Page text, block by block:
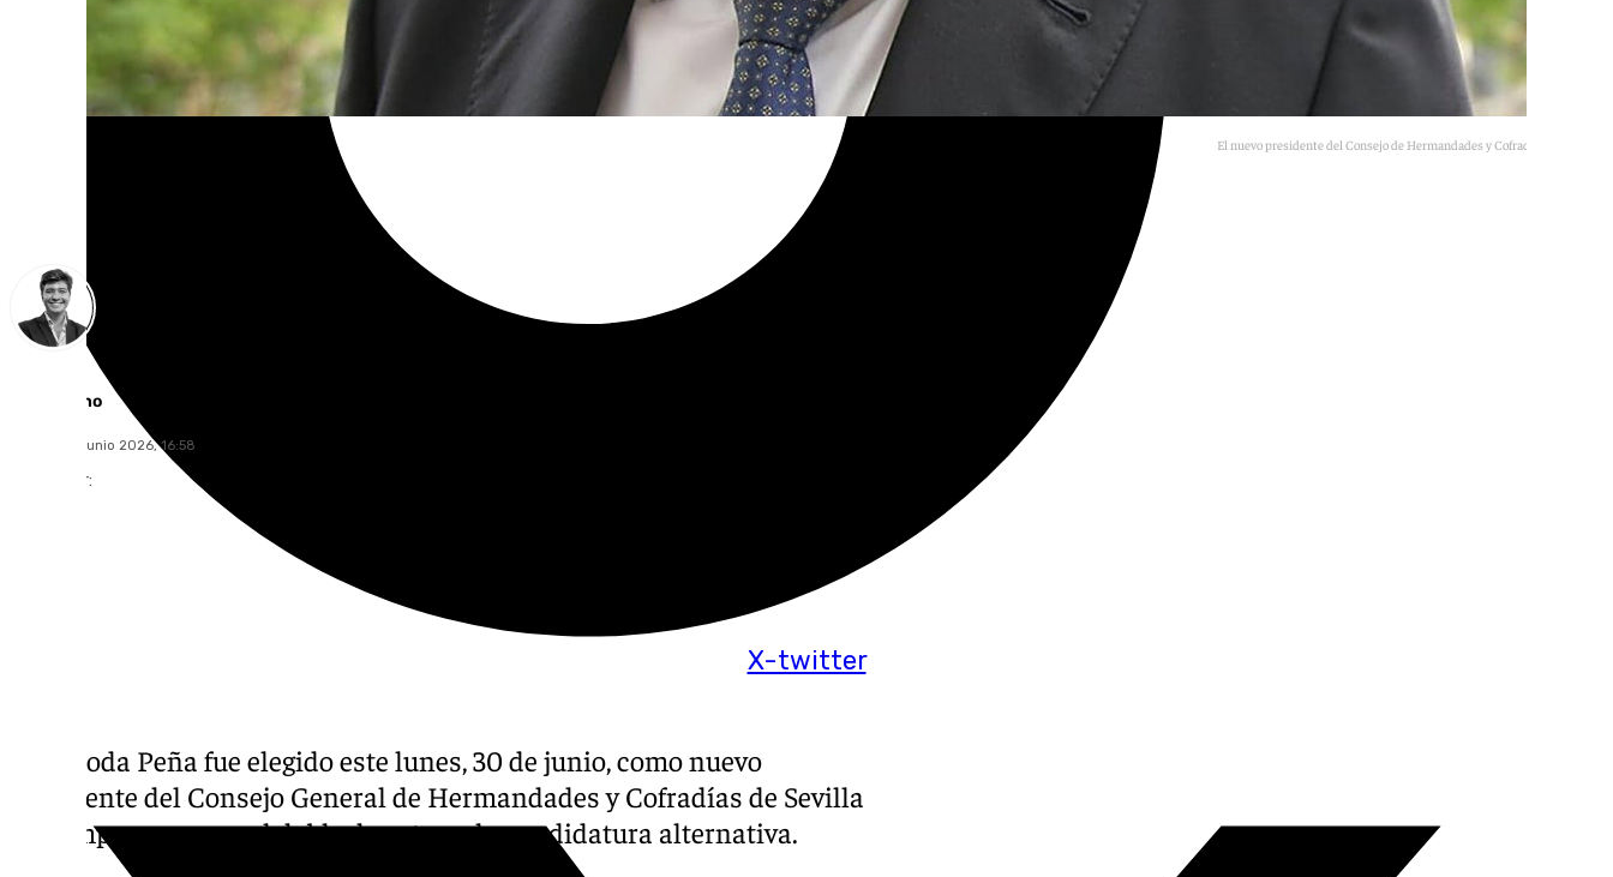
X-twitter
El nuevo presidente del Consejo de Hermandades y Cofradías de Sevilla.
Curro Bono
martes, 30 junio 2026, 16:58
Compartir:
José Roda Peña fue elegido este lunes, 30 de junio, como nuevo
presidente del Consejo General de Hermandades y Cofradías de Sevilla
tras imponerse con el doble de votos a la candidatura alternativa.